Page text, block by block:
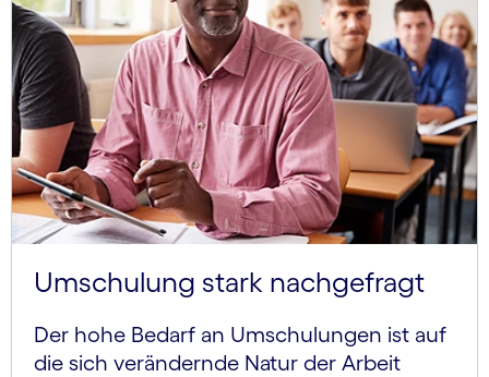
Umschulung stark nachgefragt
Der hohe Bedarf an Umschulungen ist auf
die sich verändernde Natur der Arbeit